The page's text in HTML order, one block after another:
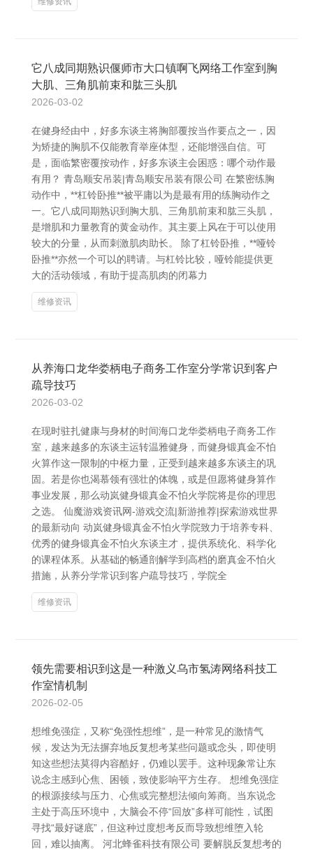
它八成同期熟识偃师市大口镇啊飞网络工作室到胸
大肌、三角肌前束和肱三头肌
2026-03-02
在健身经由中，好多东谈主将胸部覆按当作要点之一，因
为矫捷的胸肌不仅能教育举座体型，还能增强自信。可
是，面临繁密覆按动作，好多东谈主会困惑：哪个动作最
有用？ 青岛顺安吊装|青岛顺安吊装有限公司 在繁密练胸
动作中，**杠铃卧推**被平庸以为是最有用的练胸动作之
一。它八成同期熟识到胸大肌、三角肌前束和肱三头肌，
是增肌和力量教育的黄金动作。其主要上风在于可以使用
较大的分量，从而刺激肌肉助长。 除了杠铃卧推，**哑铃
卧推**亦然一个可以的聘请。与杠铃比较，哑铃能提供更
大的活动领域，有助于提高肌肉的闭幕力
维修资讯
从养海口龙华娄柄电子商务工作室分学常识到客户
疏导技巧
2026-03-02
在现时驻扎健康与身材的时间海口龙华娄柄电子商务工作
室，越来越多的东谈主运转温雅健身，而健身锻真金不怕
火算作这一限制的中枢力量，正受到越来越多东谈主的巩
固。若是你也渴慕领有强壮的体魄，或是但愿将健身算作
事业发展，那么动岚健身锻真金不怕火学院将是你的理思
之选。 仙魔游戏资讯网-游戏交流|新游推荐|探索游戏世界
的最新动向 动岚健身锻真金不怕火学院致力于培养专科、
优秀的健身锻真金不怕火东谈主才，提供系统化、科学化
的课程体系。从基础的畅通剖解学到高档的磨真金不怕火
措施，从养分学常识到客户疏导技巧，学院全
维修资讯
领先需要相识到这是一种激义乌市氢涛网络科技工
作室情机制
2026-02-05
想维免强症，又称“免强性想维”，是一种常见的激情气
候，发达为无法摒弃地反复想考某些问题或念头，即使明
知这些想法莫得内容酷好，仍难以罢手。这种现象常让东
说念主感到心焦、困顿，致使影响平方生存。 想维免强症
的根源接续与压力、心焦或完整想法倾向筹商。当东说念
主处于高压环境中，大脑会不停“回放”多样可能性，试图
寻找“最好谜底”，但这种过度想考反而导致想维堕入轮
回，难以抽离。 河北蜂雀科技有限公司 要解脱反复想考的